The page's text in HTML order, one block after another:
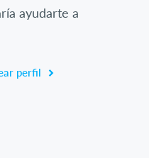
ayudarte a
perfil